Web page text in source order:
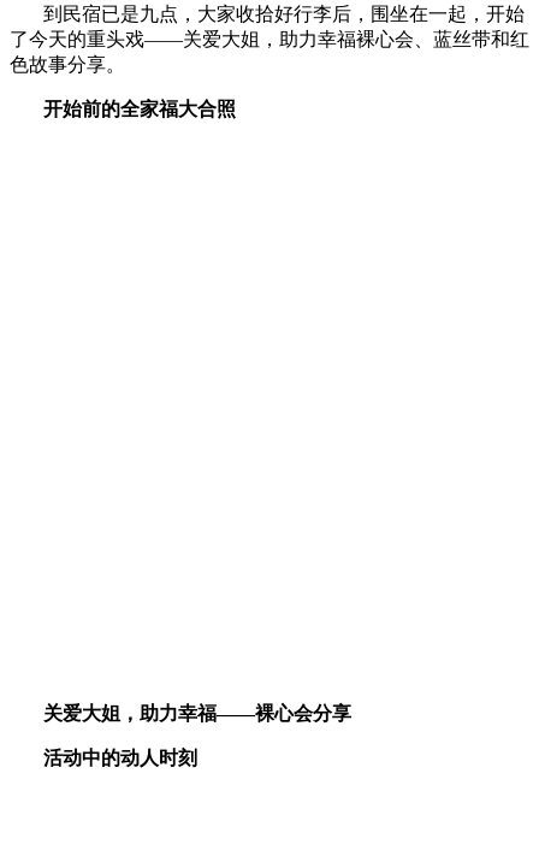
到民宿已是九点，大家收拾好行李后，围坐在一起，开始
了今天的重头戏——关爱大姐，助力幸福裸心会、蓝丝带和红
色故事分享。
开始前的全家福大合照
关爱大姐，助力幸福——裸心会分享
活动中的动人时刻